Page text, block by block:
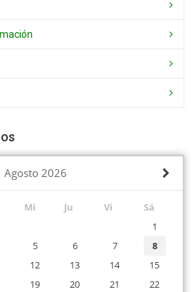
Agosto 2026
Mi Ju Vi
Sá
1
5 6 7
8
12 13 14
15
19 20 21
22